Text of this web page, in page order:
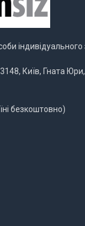
індивідуального
Київ, Гната
безкоштовно)